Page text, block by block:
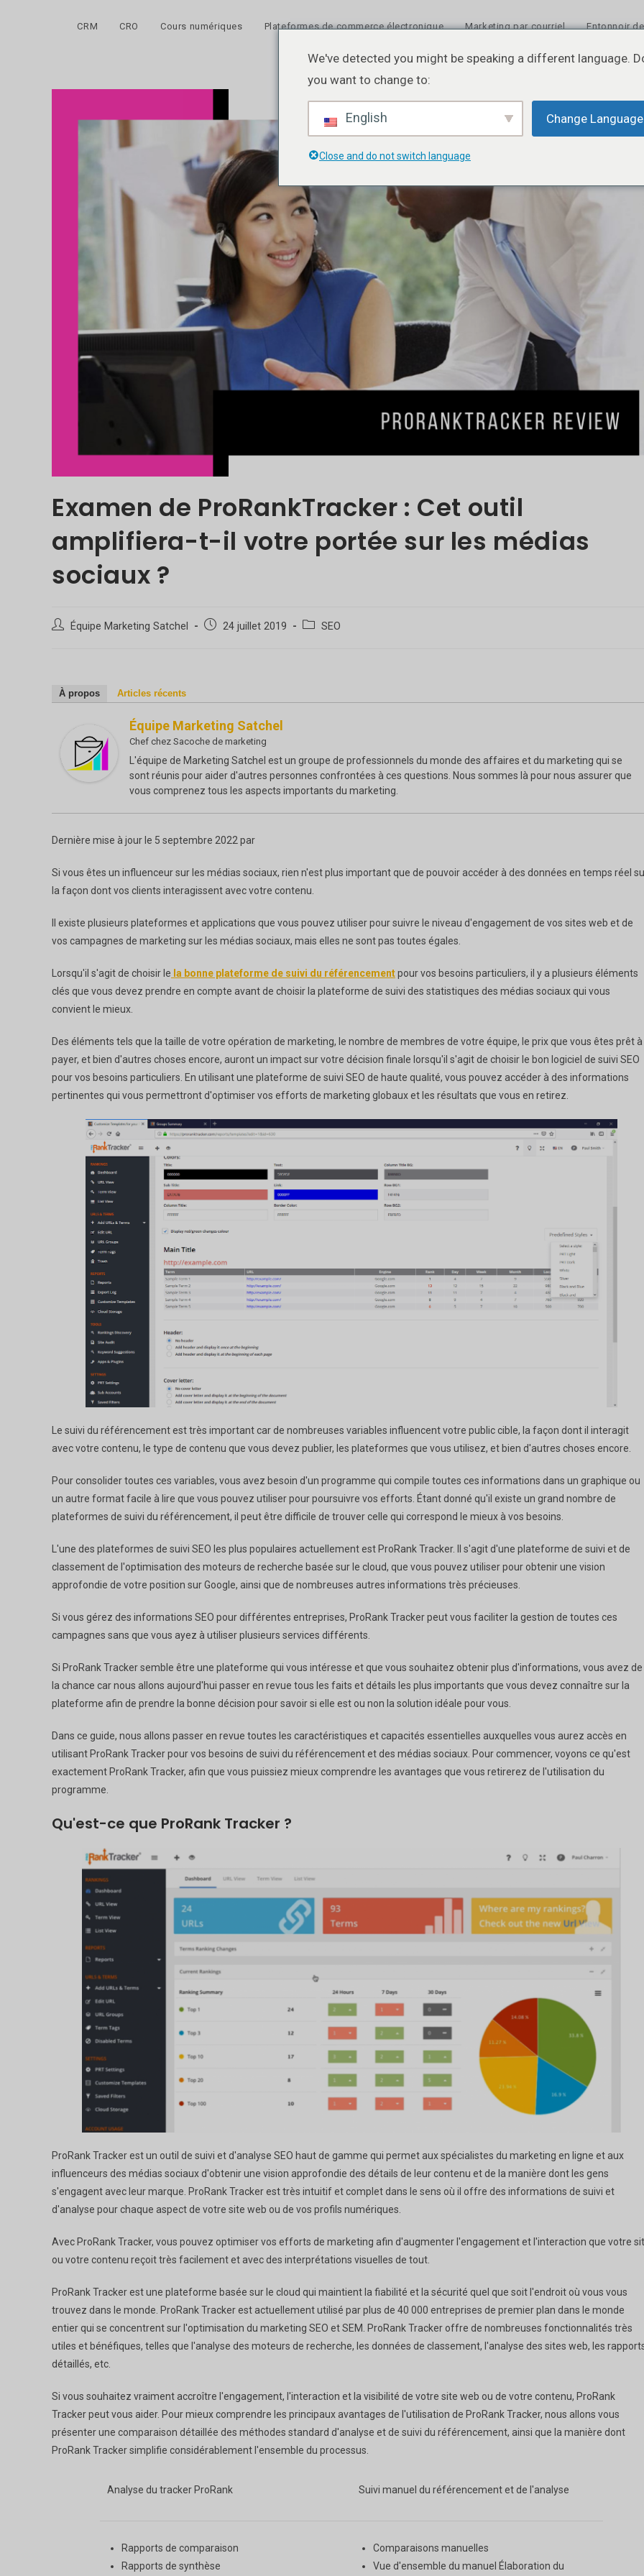
CRM CRO Cours numériques Plateformes de commerce électronique Marketing par courriel Entonnoir
Examen de ProRankTracker : Cet outil
amplifiera-t-il votre portée sur les médias
sociaux ?
Auteur/autrice
Équipe Marketing Satchel
Poste24 juillet 2019
Catégorie
SEO
À propos Articles récents
Équipe Marketing Satchel
Chef chez Sacoche de marketing
L'équipe de Marketing Satchel est un groupe de professionnels du monde des affaires et du marketing qui se
sont réunis pour aider d'autres personnes confrontées à ces questions. Nous sommes là pour nous assurer que
vous comprenez tous les aspects importants du marketing.
Dernière mise à jour le 5 septembre 2022 par
Si vous êtes un influenceur sur les médias sociaux, rien n'est plus important que de pouvoir accéder à des données en temps réel
la façon dont vos clients interagissent avec votre contenu.
Il existe plusieurs plateformes et applications que vous pouvez utiliser pour suivre le niveau d'engagement de vos sites web et de
vos campagnes de marketing sur les médias sociaux, mais elles ne sont pas toutes égales.
Lorsqu'il s'agit de choisir le la bonne plateforme de suivi du référencementpour vos besoins particuliers, il y a plusieurs éléments
clés que vous devez prendre en compte avant de choisir la plateforme de suivi des statistiques des médias sociaux qui vous
convient le mieux.
Des éléments tels que la taille de votre opération de marketing, le nombre de membres de votre équipe, le prix que vous êtes prêt à
payer, et bien d'autres choses encore, auront un impact sur votre décision finale lorsqu'il s'agit de choisir le bon logiciel de suivi SEO
pour vos besoins particuliers. En utilisant une plateforme de suivi SEO de haute qualité, vous pouvez accéder à des informations
pertinentes qui vous permettront d'optimiser vos efforts de marketing globaux et les résultats que vous en retirez.
Le suivi du référencement est très important car de nombreuses variables influencent votre public cible, la façon dont il interagit
avec votre contenu, le type de contenu que vous devez publier, les plateformes que vous utilisez, et bien d'autres choses encore.
Pour consolider toutes ces variables, vous avez besoin d'un programme qui compile toutes ces informations dans un graphique ou
un autre format facile à lire que vous pouvez utiliser pour poursuivre vos efforts. Étant donné qu'il existe un grand nombre de
plateformes de suivi du référencement, il peut être difficile de trouver celle qui correspond le mieux à vos besoins.
L'une des plateformes de suivi SEO les plus populaires actuellement est ProRank Tracker. Il s'agit d'une plateforme de suivi et de
classement de l'optimisation des moteurs de recherche basée sur le cloud, que vous pouvez utiliser pour obtenir une vision
approfondie de votre position sur Google, ainsi que de nombreuses autres informations très précieuses.
Si vous gérez des informations SEO pour différentes entreprises, ProRank Tracker peut vous faciliter la gestion de toutes ces
campagnes sans que vous ayez à utiliser plusieurs services différents.
Si ProRank Tracker semble être une plateforme qui vous intéresse et que vous souhaitez obtenir plus d'informations, vous avez de
la chance car nous allons aujourd'hui passer en revue tous les faits et détails les plus importants que vous devez connaître sur la
plateforme afin de prendre la bonne décision pour savoir si elle est ou non la solution idéale pour vous.
Dans ce guide, nous allons passer en revue toutes les caractéristiques et capacités essentielles auxquelles vous aurez accès en
utilisant ProRank Tracker pour vos besoins de suivi du référencement et des médias sociaux. Pour commencer, voyons ce qu'est
exactement ProRank Tracker, afin que vous puissiez mieux comprendre les avantages que vous retirerez de l'utilisation du
programme.
Qu'est-ce que ProRank Tracker ?
ProRank Tracker est un outil de suivi et d'analyse SEO haut de gamme qui permet aux spécialistes du marketing en ligne et aux
influenceurs des médias sociaux d'obtenir une vision approfondie des détails de leur contenu et de la manière dont les gens
s'engagent avec leur marque. ProRank Tracker est très intuitif et complet dans le sens où il offre des informations de suivi et
d'analyse pour chaque aspect de votre site web ou de vos profils numériques.
Avec ProRank Tracker, vous pouvez optimiser vos efforts de marketing afin d'augmenter l'engagement et l'interaction que votre
ou votre contenu reçoit très facilement et avec des interprétations visuelles de tout.
ProRank Tracker est une plateforme basée sur le cloud qui maintient la fiabilité et la sécurité quel que soit l'endroit où vous vous
trouvez dans le monde. ProRank Tracker est actuellement utilisé par plus de 40 000 entreprises de premier plan dans le monde
entier qui se concentrent sur l'optimisation du marketing SEO et SEM. ProRank Tracker offre de nombreuses fonctionnalités très
utiles et bénéfiques, telles que l'analyse des moteurs de recherche, les données de classement, l'analyse des sites web, les
détaillés, etc.
Si vous souhaitez vraiment accroître l'engagement, l'interaction et la visibilité de votre site web ou de votre contenu, ProRank
Tracker peut vous aider. Pour mieux comprendre les principaux avantages de l'utilisation de ProRank Tracker, nous allons vous
présenter une comparaison détaillée des méthodes standard d'analyse et de suivi du référencement, ainsi que la manière dont
ProRank Tracker simplifie considérablement l'ensemble du processus.
Analyse du tracker ProRank Suivi manuel du référencement et de l'analyse
Rapports de comparaison
Rapports de synthèse
Comparaisons manuelles
Vue d'ensemble du manuel Élaboration du
We've detected you might be speaking a different language.
you want to change to:
English Change Language
Close and do not switch language